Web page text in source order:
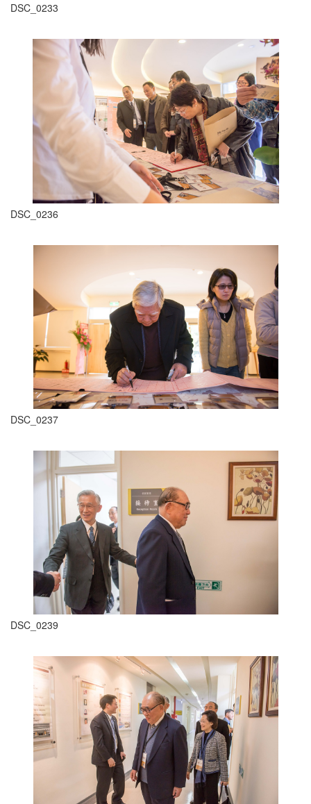
DSC_0233
DSC_0236
DSC_0237
DSC_0239